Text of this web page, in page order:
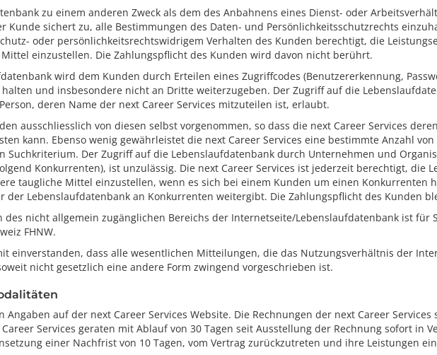
zu einem anderen Zweck als dem des Anbahnens eines Dienst- oder
Kunde sichert zu, alle Bestimmungen des Daten- und Persönlichkeitsschutzrechts
oder persönlichkeitsrechtswidrigem Verhalten des Kunden berechtigt, die
einzustellen. Die Zahlungspflicht des Kunden wird davon nicht berührt.
wird dem Kunden durch Erteilen eines Zugriffcodes (Benutzererkennung,
und insbesondere nicht an Dritte weiterzugeben. Der Zugriff auf die
deren Name der next Career Services mitzuteilen ist, erlaubt.
ausschliesslich von diesen selbst vorgenommen, so dass die next Career Services
kann. Ebenso wenig gewährleistet die next Career Services eine bestimmte Anzahl
Suchkriterium. Der Zugriff auf die Lebenslaufdatenbank durch Unternehmen und
Konkurrenten), ist unzulässig. Die next Career Services ist jederzeit berechtigt, die
taugliche Mittel einzustellen, wenn es sich bei einem Kunden um einen Konkurrenten
der Lebenslaufdatenbank an Konkurrenten weitergibt. Die Zahlungspflicht des Kunden
des nicht allgemein zugänglichen Bereichs der Internetseite/Lebenslaufdatenbank ist
FHNW.
einverstanden, dass alle wesentlichen Mitteilungen, die das Nutzungsverhältnis der
nicht gesetzlich eine andere Form zwingend vorgeschrieben ist.
Angaben auf der next Career Services Website. Die Rechnungen der next Career
Services geraten mit Ablauf von 30 Tagen seit Ausstellung der Rechnung sofort in
einer Nachfrist von 10 Tagen, vom Vertrag zurückzutreten und ihre Leistungen